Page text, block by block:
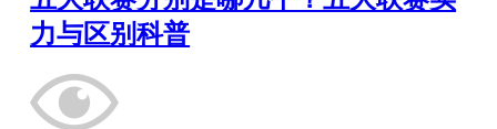
力与区别科普